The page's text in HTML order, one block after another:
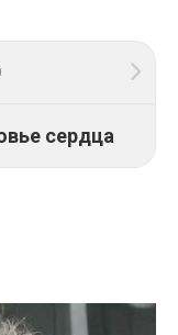
сердца